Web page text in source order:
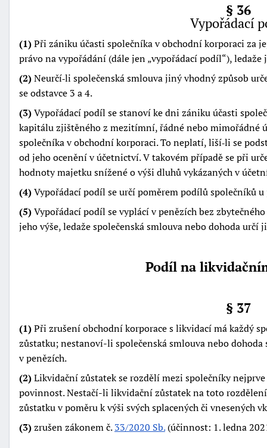
§ 36
Vypořádací
(1)Při zániku účasti společníka v obchodní korporaci za
právo na vypořádání (dále jen vypořádací podíl ), ledaže
(2)Neurčí‑li společenská smlouva jiný vhodný způsob
se odstavce 3 a 4.
(3)Vypořádací podíl se stanoví ke dni zániku účasti
kapitálu zjištěného z mezitímní, řádné nebo mimořádné
společníka v obchodní korporaci. To neplatí, liší‑li se
od jeho ocenění v účetnictví. V takovém případě se při
hodnoty majetku snížené o výši dluhů vykázaných v
(4)Vypořádací podíl se určí poměrem podílů společníků
(5)Vypořádací podíl se vyplácí v penězích bez
jeho výše, ledaže společenská smlouva nebo dohoda určí
Podíl na
§ 37
(1)Při zrušení obchodní korporace s likvidací má každý
zůstatku; nestanoví-li společenská smlouva nebo
v penězích.
(2)Likvidační zůstatek se rozdělí mezi společníky
povinnost. Nestačí-li likvidační zůstatek na toto
zůstatku v poměru k výši svých splacených či vnesených
(3)zrušen zákonem č.33/2020 Sb.(účinnost: 1. ledna